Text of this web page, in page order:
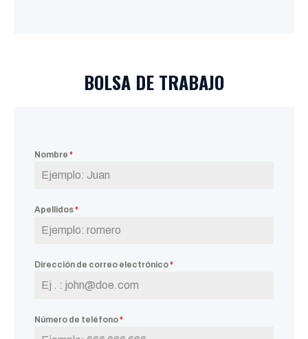
BOLSA DE TRABAJO
Nombre *
Apellidos*
Dirección de correo electrónico*
Número de teléfono*